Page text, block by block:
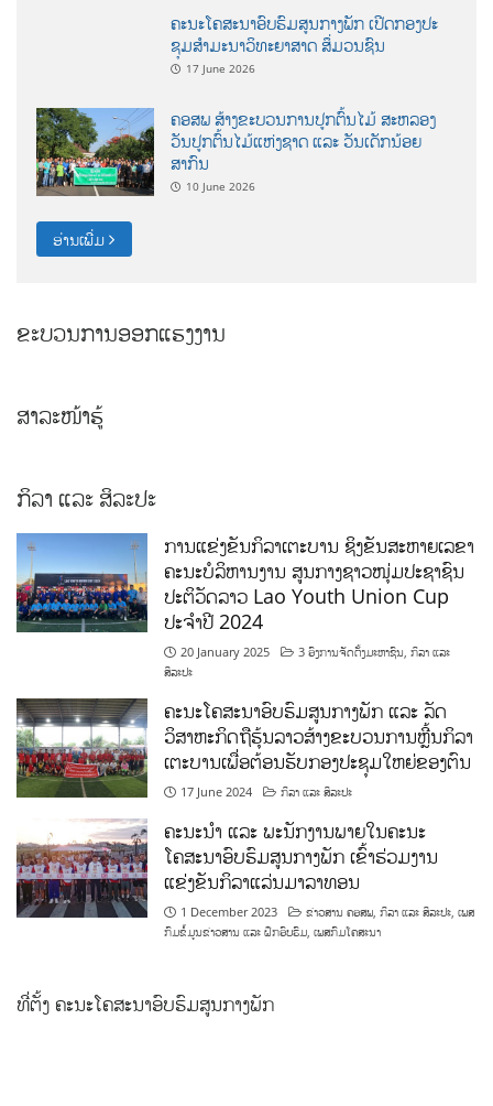
ຄະນະໂຄສະນາອົບຮົມສູນກາງພັກ ເປີດກອງປະ
ຊຸມສຳມະນາວິທະຍາສາດ ສຶ່ມວນຊົນ
17 June 2026
ຄອສພ ສ້າງຂະບວນການປູກຕົ້ນໄມ້ ສະຫລອງ
ວັນປູກຕົ້ນໄມ້ແຫ່ງຊາດ ແລະ ວັນເດັກນ້ອຍ
ສາກົນ
10 June 2026
ອ່ານເພີ່ມ
ຂະບວນການອອກແຮງງານ
ສາລະໜ້າຮູ້
ກິລາ ແລະ ສິລະປະ
ການແຂ່ງຂັນກິລາເຕະບານ ຊິງຂັນສະຫາຍເລຂາ
ຄະນະບໍລິຫານງານ ສູນກາງຊາວໜຸ່ມປະຊາຊົນ
ປະຕິວັດລາວ Lao Youth Union Cup
ປະຈຳປີ 2024
20 January 2025 3 ອົງການຈັດຕັ້ງມະຫາຊົນ,ກິລາ ແລະ
ສິລະປະ
ຄະນະໂຄສະນາອົບຮົມສູນກາງພັກ ແລະ ລັດ
ວິສາຫະກິດຖືຮຸ້ນລາວສ້າງຂະບວນການຫຼີ້ນກິລາ
ເຕະບານເພື່ອຕ້ອນຮັບກອງປະຊຸມໃຫຍ່ຂອງຕົນ
17 June 2024 ກິລາ ແລະ ສິລະປະ
ຄະນະນຳ ແລະ ພະນັກງານພາຍໃນຄະນະ
ໂຄສະນາອົບຮົມສູນກາງພັກ ເຂົ້າຮ່ວມງານ
ແຂ່ງຂັນກິລາແລ່ນມາລາທອນ
1 December 2023 ຂ່າວສານ ຄອສພ,ກິລາ ແລະ ສິລະປະ,ເພສ
ກົມຂໍ້ມູນຂ່າວສານ ແລະ ຝຶກອົບຮົມ,ເພສກົມໂຄສະນາ
ທີ່ຕັ້ງ ຄະນະໂຄສະນາອົບຮົມສູນກາງພັກ